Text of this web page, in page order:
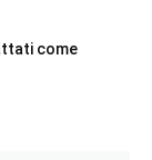
come